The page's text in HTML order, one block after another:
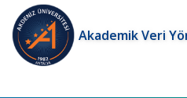
Akademik Veri